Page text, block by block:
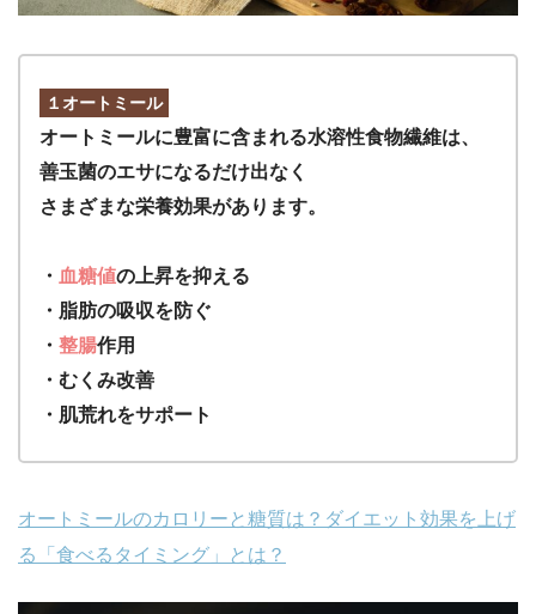
１オートミール
オートミールに豊富に含まれる水溶性食物繊維は、
善玉菌のエサになるだけ出なく
さまざまな栄養効果があります。
・ 血糖値の上昇を抑える
・脂肪の吸収を防ぐ
・ 整腸作用
・むくみ改善
・肌荒れをサポート
オートミールのカロリーと糖質は？ダイエット効果を上げ
る「食べるタイミング」とは？